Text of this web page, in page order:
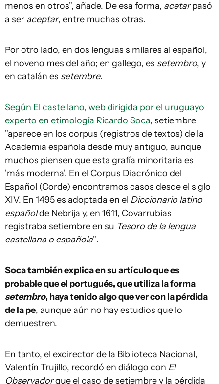
menos en otros", añade. De esa forma, acetarpasó
a ser aceptar, entre muchas otras.
Por otro lado, en dos lenguas similares al español,
el noveno mes del año; en gallego, es setembro, y
en catalán es setembre.
Según El castellano, web dirigida por el uruguayo
experto en etimología Ricardo Soca, setiembre
"aparece en los corpus (registros de textos) de la
Academia española desde muy antiguo, aunque
muchos piensen que esta grafía minoritaria es
'más moderna'. En el Corpus Diacrónico del
Español (Corde) encontramos casos desde el siglo
XIV. En 1495 es adoptada en el Diccionario latino
españolde Nebrija y, en 1611, Covarrubias
registraba setiembre en su Tesoro de la lengua
castellana o española".
Soca también explica en su artículo que es
probable que el portugués, que utiliza la forma
setembro, haya tenido algo que ver con la pérdida
de la pe, aunque aún no hay estudios que lo
demuestren.
En tanto, el exdirector de la Biblioteca Nacional,
Valentín Trujillo, recordó en diálogo con El
Observadorque el caso de setiembre y la pérdida